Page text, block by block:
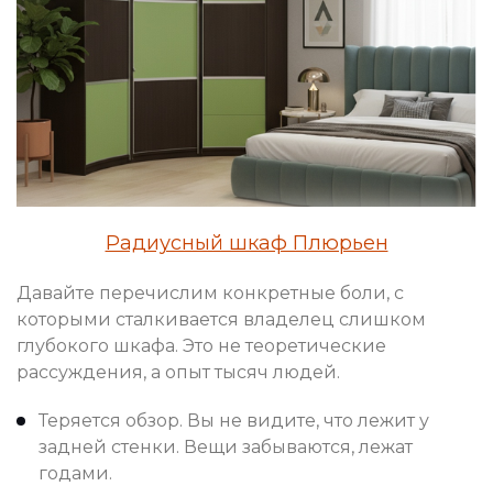
Радиусный шкаф Плюрьен
Давайте перечислим конкретные боли, с
которыми сталкивается владелец слишком
глубокого шкафа. Это не теоретические
рассуждения, а опыт тысяч людей.
Теряется обзор. Вы не видите, что лежит у
задней стенки. Вещи забываются, лежат
годами.